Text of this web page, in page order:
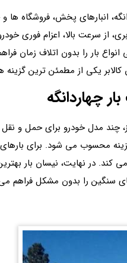
پخش، فروشگاه ها و
از سرعت بالا، اعزام فوری
انواع بار را بدون اتلاف زمان
یکی از مطمئن ترین گزینه
چهاردانگه
چند مدل خودرو برای حمل‌
می شود. برای بارهای
در نهایت، نیسان بار
سنگین را بدون مشکل فراهم